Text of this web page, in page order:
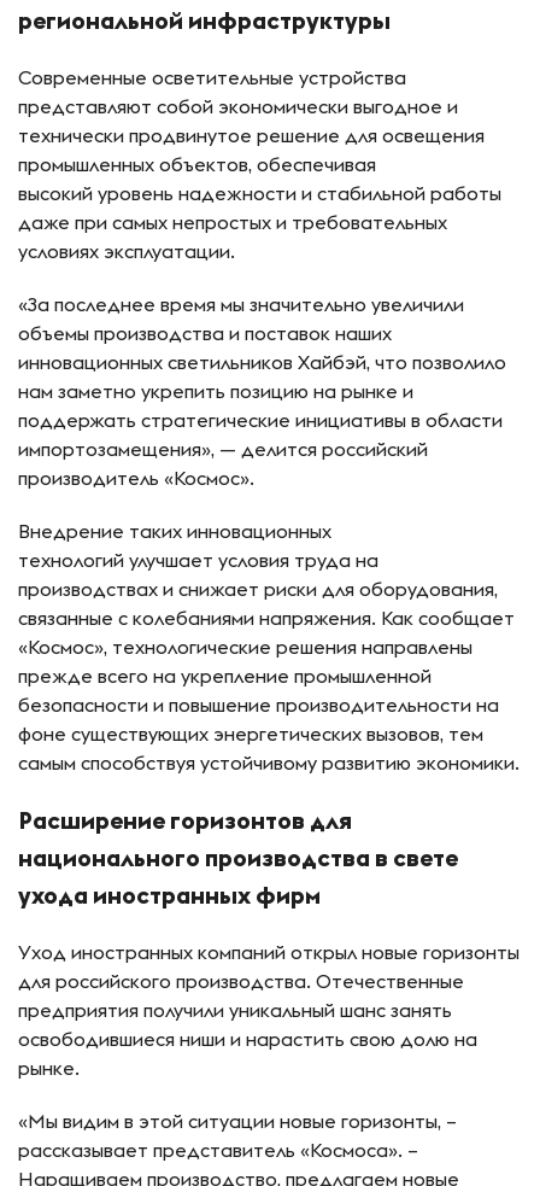
региональной инфраструктуры
Современные осветительные устройства
представляют собой экономически выгодное и
технически продвинутое решение для освещения
промышленных объектов, обеспечивая
высокий уровень надежности и стабильной работы
даже при самых непростых и требовательных
условиях эксплуатации.
«За последнее время мы значительно увеличили
объемы производства и поставок наших
инновационных светильников Хайбэй, что позволило
нам заметно укрепить позицию на рынке и
поддержать стратегические инициативы в области
импортозамещения», — делится российский
производитель «Космос».
Внедрение таких инновационных
технологий улучшает условия труда на
производствах и снижает риски для оборудования,
связанные с колебаниями напряжения. Как сообщает
«Космос», технологические решения направлены
прежде всего на укрепление промышленной
безопасности и повышение производительности на
фоне существующих энергетических вызовов, тем
самым способствуя устойчивому развитию экономики.
Расширение горизонтов для
национального производства в свете
ухода иностранных фирм
Уход иностранных компаний открыл новые горизонты
для российского производства. Отечественные
предприятия получили уникальный шанс занять
освободившиеся ниши и нарастить свою долю на
рынке.
«Мы видим в этой ситуации новые горизонты, –
рассказывает представитель «Космоса». –
Наращиваем производство, предлагаем новые